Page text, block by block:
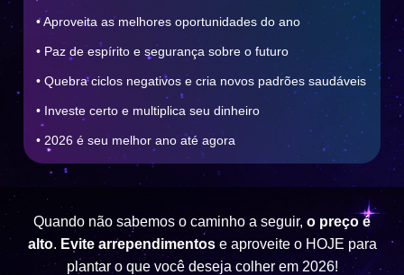
• Aproveita as melhores oportunidades do ano
• Paz de espírito e segurança sobre o futuro
• Quebra ciclos negativos e cria novos padrões saudáveis
• Investe certo e multiplica seu dinheiro
• 2026 é seu melhor ano até agora
Quando não sabemos o caminho a seguir,o preço é
alto. Evite arrependimentos e aproveite o HOJE para
plantar o que você deseja colher em 2026!